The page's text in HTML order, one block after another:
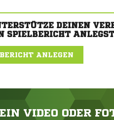
DEINEN
SPIELBERICHT
ANLEGEN
VIDEO ODER